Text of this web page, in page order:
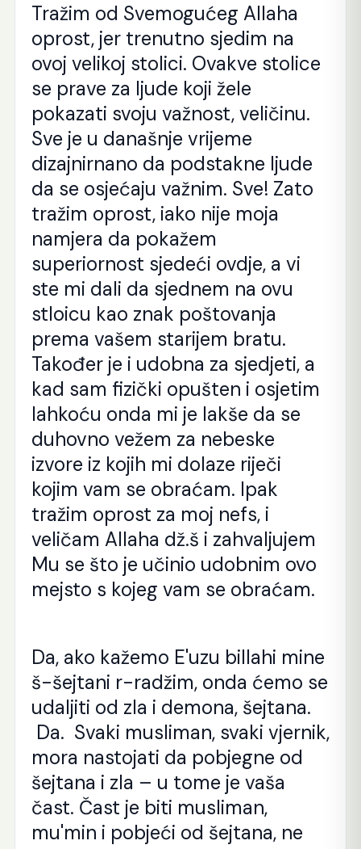
Tražim od Svemogućeg Allaha
oprost, jer trenutno sjedim na
ovoj velikoj stolici. Ovakve stolice
se prave za ljude koji žele
pokazati svoju važnost, veličinu.
Sve je u današnje vrijeme
dizajnirnano da podstakne ljude
da se osjećaju važnim. Sve! Zato
tražim oprost, iako nije moja
namjera da pokažem
superiornost sjedeći ovdje, a vi
ste mi dali da sjednem na ovu
stloicu kao znak poštovanja
prema vašem starijem bratu.
Također je i udobna za sjedjeti, a
kad sam fizički opušten i osjetim
lahkoću onda mi je lakše da se
duhovno vežem za nebeske
izvore iz kojih mi dolaze riječi
kojim vam se obraćam. Ipak
tražim oprost za moj nefs, i
veličam Allaha dž.š i zahvaljujem
Mu se što je učinio udobnim ovo
mejsto s kojeg vam se obraćam.
Da, ako kažemo E'uzu billahi mine
š-šejtani r-radžim, onda ćemo se
udaljiti od zla i demona, šejtana.
Da. Svaki musliman, svaki vjernik,
mora nastojati da pobjegne od
šejtana i zla – u tome je vaša
čast. Čast je biti musliman,
mu'min i pobjeći od šejtana, ne